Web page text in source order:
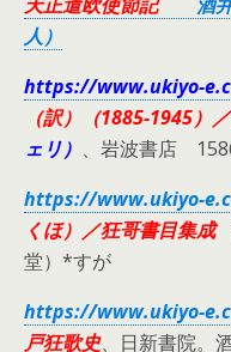
人）
https://www.ukiyo-
（訳）（1885-1945）
ェリ） 、岩波書店
https://www.ukiyo-
くほ）／狂哥書目集成
堂）*すが
https://www.ukiyo-
戸狂歌史、日新書院。